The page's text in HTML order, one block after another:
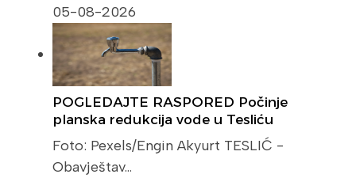
05-08-2026
POGLEDAJTE RASPORED Počinje
planska redukcija vode u Tesliću
Foto: Pexels/Engin Akyurt TESLIĆ -
Obavještav…